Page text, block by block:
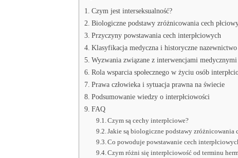
Czym jest interseksualność?
Biologiczne podstawy zróżnicowania cech
Przyczyny powstawania cech interpłciowych
Klasyfikacja medyczna i historyczne nazewnictwo
Wyzwania związane z interwencjami medycznymi
Rola wsparcia społecznego w życiu osób
Prawa człowieka i sytuacja prawna na świecie
Podsumowanie wiedzy o interpłciowości
FAQ
Czym są cechy interpłciowe?
Jakie są biologiczne podstawy zróżnicowania
Co powoduje powstawanie cech
Czym różni się interpłciowość od terminu